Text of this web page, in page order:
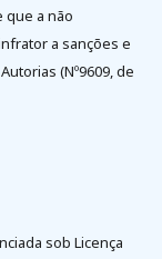
que a não
a sanções e
(Nº9609, de
sob Licença